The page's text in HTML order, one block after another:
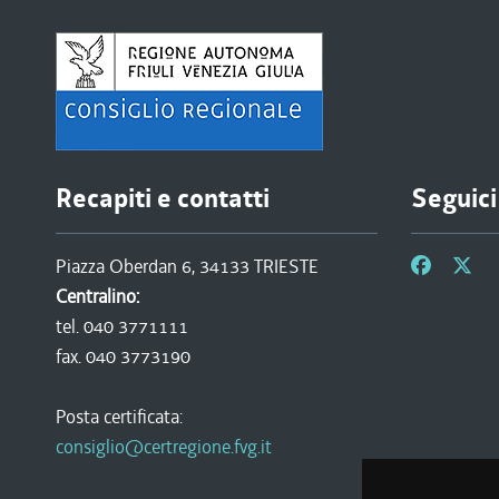
Recapiti e contatti
Piazza Oberdan 6, 34133 TRIESTE
Centralino:
tel. 040 3771111
fax. 040 3773190
Posta certificata:
consiglio@certregione.fvg.it